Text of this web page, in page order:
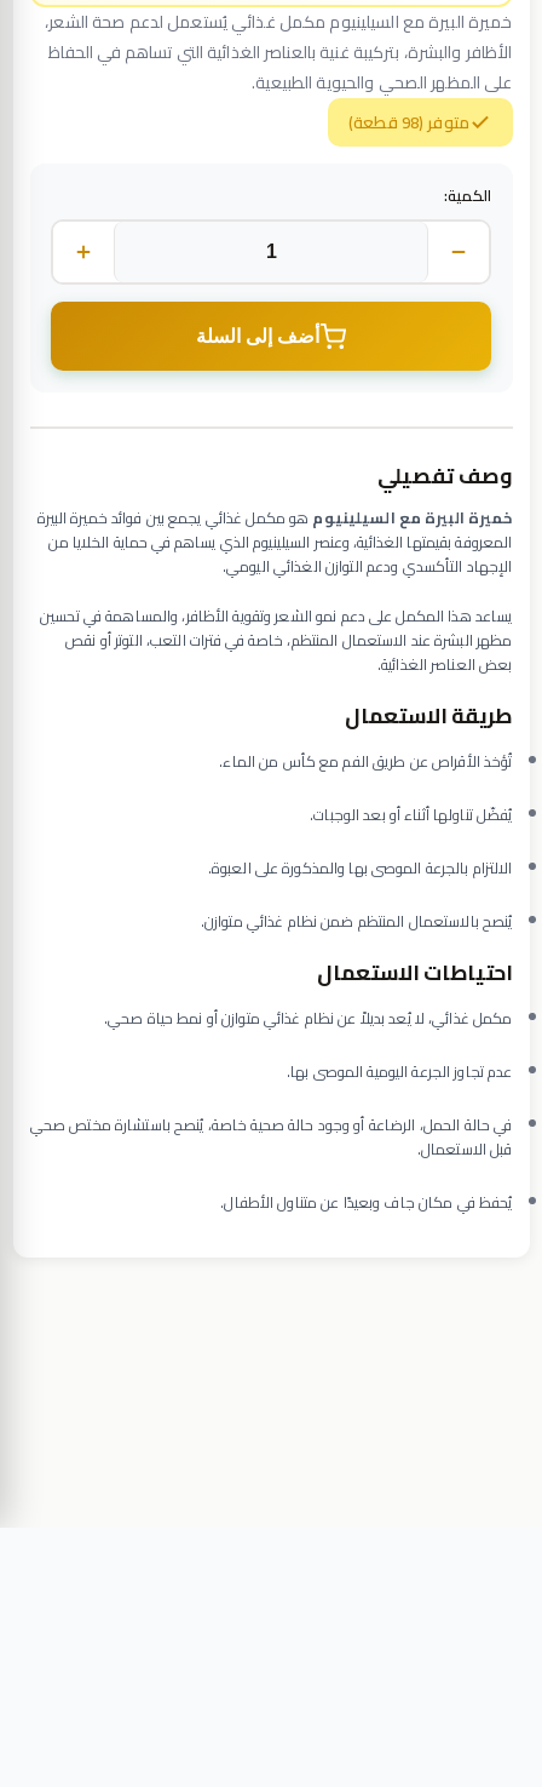
خميرة البيرة مع السيلينيوم مكمل غذائي يُستعمل لدعم صحة الشعر،
الأظافر والبشرة، بتركيبة غنية بالعناصر الغذائية التي تساهم في الحفاظ
على المظهر الصحي والحيوية الطبيعية.
متوفر (98 قطعة)
الكمية:
أضف إلى السلة
وصف تفصيلي
خميرة البيرة مع السيلينيوم هو مكمل غذائي يجمع بين فوائد خميرة البيرة
المعروفة بقيمتها الغذائية، وعنصر السيلينيوم الذي يساهم في حماية الخلايا من
الإجهاد التأكسدي ودعم التوازن الغذائي اليومي.
يساعد هذا المكمل على دعم نمو الشعر وتقوية الأظافر، والمساهمة في تحسين
مظهر البشرة عند الاستعمال المنتظم، خاصة في فترات التعب، التوتر أو نقص
بعض العناصر الغذائية.
طريقة الاستعمال
تُؤخذ الأقراص عن طريق الفم مع كأس من الماء.
يُفضّل تناولها أثناء أو بعد الوجبات.
الالتزام بالجرعة الموصى بها والمذكورة على العبوة.
يُنصح بالاستعمال المنتظم ضمن نظام غذائي متوازن.
احتياطات الاستعمال
مكمل غذائي، لا يُعد بديلاً عن نظام غذائي متوازن أو نمط حياة صحي.
عدم تجاوز الجرعة اليومية الموصى بها.
في حالة الحمل، الرضاعة أو وجود حالة صحية خاصة، يُنصح باستشارة مختص صحي
قبل الاستعمال.
يُحفظ في مكان جاف وبعيدًا عن متناول الأطفال.